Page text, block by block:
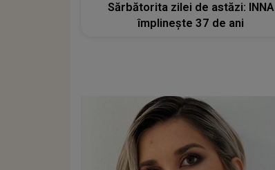
Sărbătorita zilei de astăzi: INNA
împlinește 37 de ani